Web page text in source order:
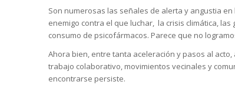
Son numerosas las señales de alerta y angustia
enemigo contra el que luchar, la crisis climática,
consumo de psicofármacos. Parece que no
Ahora bien, entre tanta aceleración y pasos al
trabajo colaborativo, movimientos vecinales y
encontrarse persiste.